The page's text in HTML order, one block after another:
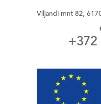
Viljandi mnt 82,
+372